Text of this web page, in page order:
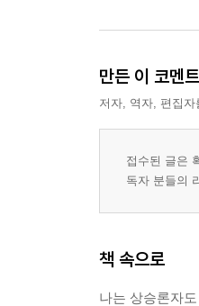
부동산 하락 신
미분양이 증가
| 앞으로 예정되
사이클을 알면
매매가와 전세가
첫 번째, 매매
정체될 때 | 네
만든 이 코멘트
저자, 역자, 편집
접수된 글은
독자 분들의
책 속으로
나는 상승론자